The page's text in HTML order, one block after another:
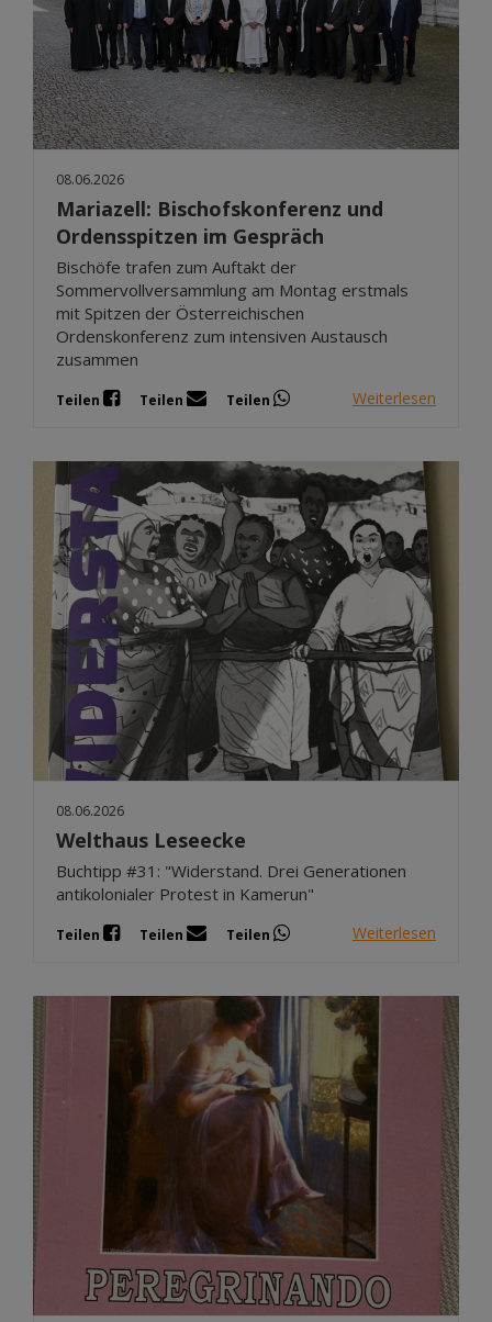
08.06.2026
Mariazell: Bischofskonferenz und
Ordensspitzen im Gespräch
Bischöfe trafen zum Auftakt der
Sommervollversammlung am Montag erstmals
mit Spitzen der Österreichischen
Ordenskonferenz zum intensiven Austausch
zusammen
Teilen Teilen Teilen Weiterlesen
08.06.2026
Welthaus Leseecke
Buchtipp #31: "Widerstand. Drei Generationen
antikolonialer Protest in Kamerun"
Teilen Teilen Teilen Weiterlesen